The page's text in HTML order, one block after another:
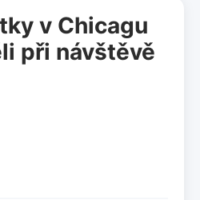
v Chicagu
při návštěvě